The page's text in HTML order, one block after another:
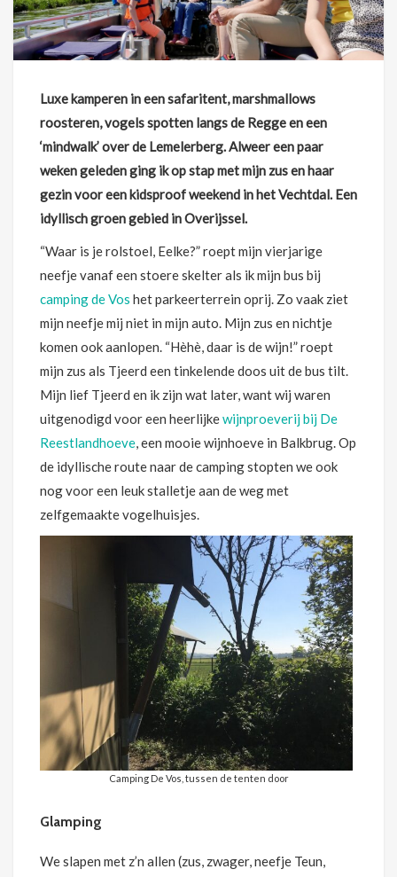
Luxe kamperen in een safaritent, marshmallows
roosteren, vogels spotten langs de Regge en een
‘mindwalk’ over de Lemelerberg. Alweer een paar
weken geleden ging ik op stap met mijn zus en haar
gezin voor een kidsproof weekend in het Vechtdal. Een
idyllisch groen gebied in Overijssel.
“Waar is je rolstoel, Eelke?” roept mijn vierjarige
neefje vanaf een stoere skelter als ik mijn bus bij
camping de Vos het parkeerterrein oprij. Zo vaak ziet
mijn neefje mij niet in mijn auto. Mijn zus en nichtje
komen ook aanlopen. “Hèhè, daar is de wijn!” roept
mijn zus als Tjeerd een tinkelende doos uit de bus tilt.
Mijn lief Tjeerd en ik zijn wat later, want wij waren
uitgenodigd voor een heerlijkewijnproeverij bij De
Reestlandhoeve, een mooie wijnhoeve in Balkbrug. Op
de idyllische route naar de camping stopten we ook
nog voor een leuk stalletje aan de weg met
zelfgemaakte vogelhuisjes.
Camping De Vos, tussen de tenten door
Glamping
We slapen met z’n allen (zus, zwager, neefje Teun,